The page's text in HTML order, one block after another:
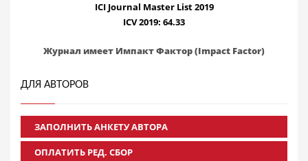
ICI Journal Master List 2019
ICV 2019: 64.33
Журнал имеет Импакт Фактор (Impact Factor)
ДЛЯ АВТОРОВ
ЗАПОЛНИТЬ АНКЕТУ АВТОРА
ОПЛАТИТЬ РЕД. СБОР